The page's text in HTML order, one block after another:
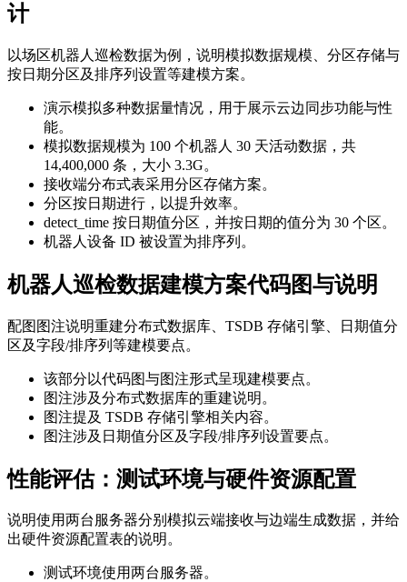
计
以场区机器人巡检数据为例，说明模拟数据规模、分区存储与
按日期分区及排序列设置等建模方案。
演示模拟多种数据量情况，用于展示云边同步功能与性
能。
模拟数据规模为 100 个机器人 30 天活动数据，共
14,400,000 条，大小 3.3G。
接收端分布式表采用分区存储方案。
分区按日期进行，以提升效率。
detect_time 按日期值分区，并按日期的值分为 30 个区。
机器人设备 ID 被设置为排序列。
机器人巡检数据建模方案代码图与说明
配图图注说明重建分布式数据库、TSDB 存储引擎、日期值分
区及字段/排序列等建模要点。
该部分以代码图与图注形式呈现建模要点。
图注涉及分布式数据库的重建说明。
图注提及 TSDB 存储引擎相关内容。
图注涉及日期值分区及字段/排序列设置要点。
性能评估：测试环境与硬件资源配置
说明使用两台服务器分别模拟云端接收与边端生成数据，并给
出硬件资源配置表的说明。
测试环境使用两台服务器。